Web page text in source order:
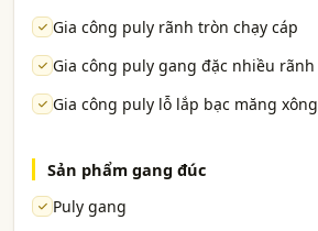
Gia công puly rãnh tròn chạy cáp
Gia công puly gang đặc nhiều rãnh
Gia công puly lỗ lắp bạc măng xông
Sản phẩm gang đúc
Puly gang